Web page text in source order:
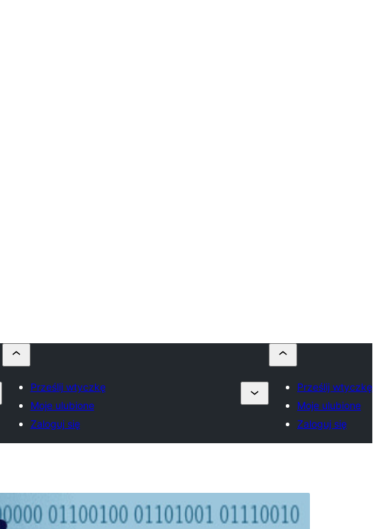
Prześlij wtyczkę
Moje ulubione
Zaloguj się
Prześlij wtyczkę
Moje ulubione
Zaloguj się